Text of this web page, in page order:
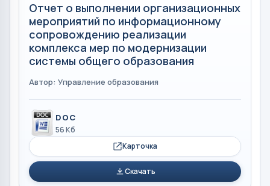
Отчет о выполнении организационных
мероприятий по информационному
сопровождению реализации
комплекса мер по модернизации
системы общего образования
Автор: Управление образования
DOC
56 Кб
Карточка
Скачать